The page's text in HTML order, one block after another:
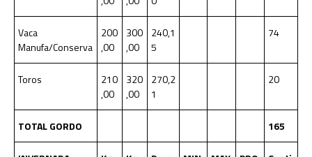
Vaca
Manufa/Conserva
200
,00
300
,00
240,1
5
74
Toros
210
,00
320
,00
270,2
1
20
TOTAL GORDO 165